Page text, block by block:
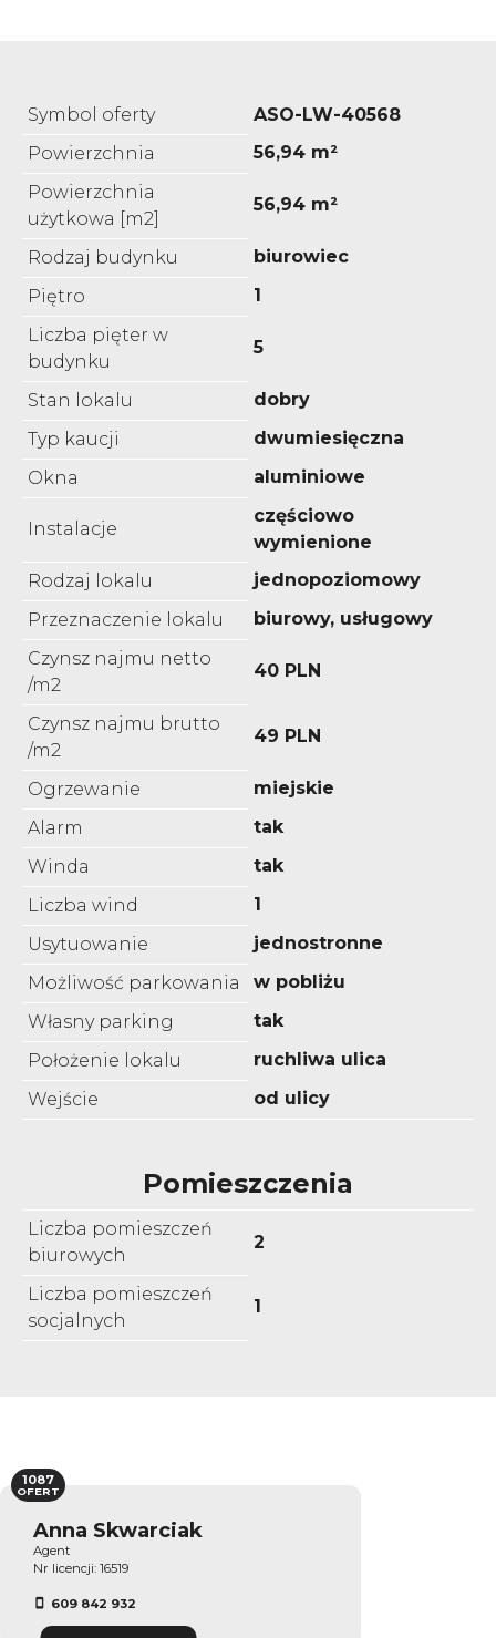
Symbol oferty
ASO-LW-40568
Powierzchnia
56,94 m²
Powierzchnia
użytkowa [m2]
56,94 m²
Rodzaj budynku
biurowiec
Piętro
1
Liczba pięter w
budynku
5
Stan lokalu
dobry
Typ kaucji
dwumiesięczna
Okna
aluminiowe
Instalacje
częściowo
wymienione
Rodzaj lokalu
jednopoziomowy
Przeznaczenie lokalu
biurowy, usługowy
Czynsz najmu netto
/m2
40 PLN
Czynsz najmu brutto
/m2
49 PLN
Ogrzewanie
miejskie
Alarm
tak
Winda
tak
Liczba wind
1
Usytuowanie
jednostronne
Możliwość parkowania
w pobliżu
Własny parking
tak
Położenie lokalu
ruchliwa ulica
Wejście
od ulicy
Pomieszczenia
Liczba pomieszczeń
biurowych
2
Liczba pomieszczeń
socjalnych
1
Anna Skwarciak
Agent
Nr licencji: 16519
609 842 932
1087
OFERT